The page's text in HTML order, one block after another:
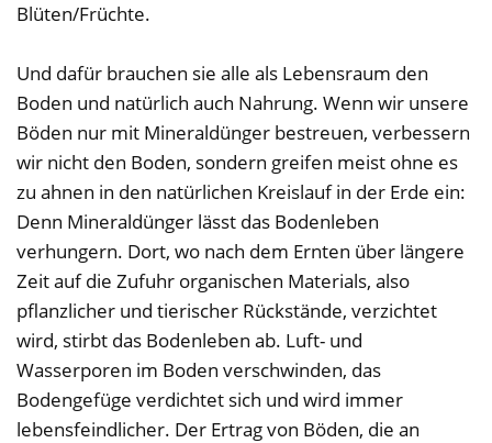
Blüten/Früchte.
Und dafür brauchen sie alle als Lebensraum den
Boden und natürlich auch Nahrung. Wenn wir unsere
Böden nur mit Mineraldünger bestreuen, verbessern
wir nicht den Boden, sondern greifen meist ohne es
zu ahnen in den natürlichen Kreislauf in der Erde ein:
Denn Mineraldünger lässt das Bodenleben
verhungern. Dort, wo nach dem Ernten über längere
Zeit auf die Zufuhr organischen Materials, also
pflanzlicher und tierischer Rückstände, verzichtet
wird, stirbt das Bodenleben ab. Luft- und
Wasserporen im Boden verschwinden, das
Bodengefüge verdichtet sich und wird immer
lebensfeindlicher. Der Ertrag von Böden, die an